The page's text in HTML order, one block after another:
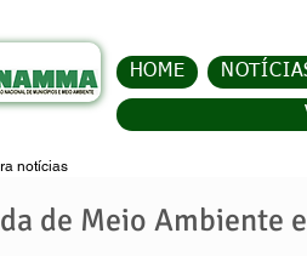
HOME
de Meio Ambiente
notícias